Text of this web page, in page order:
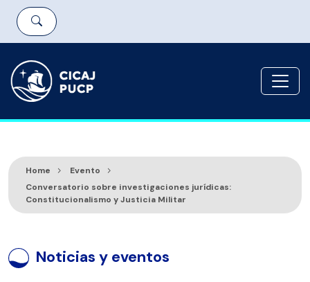
Home
Evento
Conversatorio sobre investigaciones jurídicas:
Constitucionalismo y Justicia Militar
Noticias y eventos